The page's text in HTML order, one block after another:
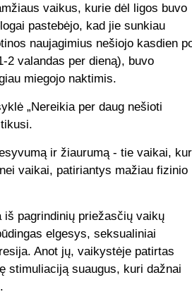
vaikus, kurie dėl ligos buvo
pastebėjo, kad jie sunkiau
naujagimius nešiojo kasdien
2 valandas per dieną), buvo
miegojo naktimis.
„Nereikia per daug nešioti
ir žiaurumą - tie vaikai,
vaikai, patiriantys mažiau fizinio
pagrindinių priežasčių vaikų
elgesys, seksualiniai
Anot jų, vaikystėje patirtas
stimuliaciją suaugus, kuri dažnai